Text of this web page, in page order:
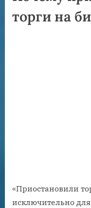
торги на
«Приостановили
исключительно